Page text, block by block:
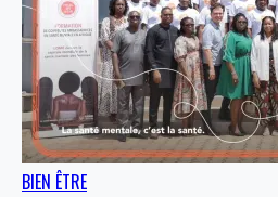
BIEN ÊTRE